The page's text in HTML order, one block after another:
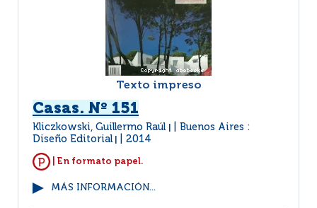
Texto impreso
Casas. Nº 151
Kliczkowski, Guillermo Raúl
Buenos Aires :
Diseño Editorial
2014
| En formato papel.
MÁS INFORMACIÓN...